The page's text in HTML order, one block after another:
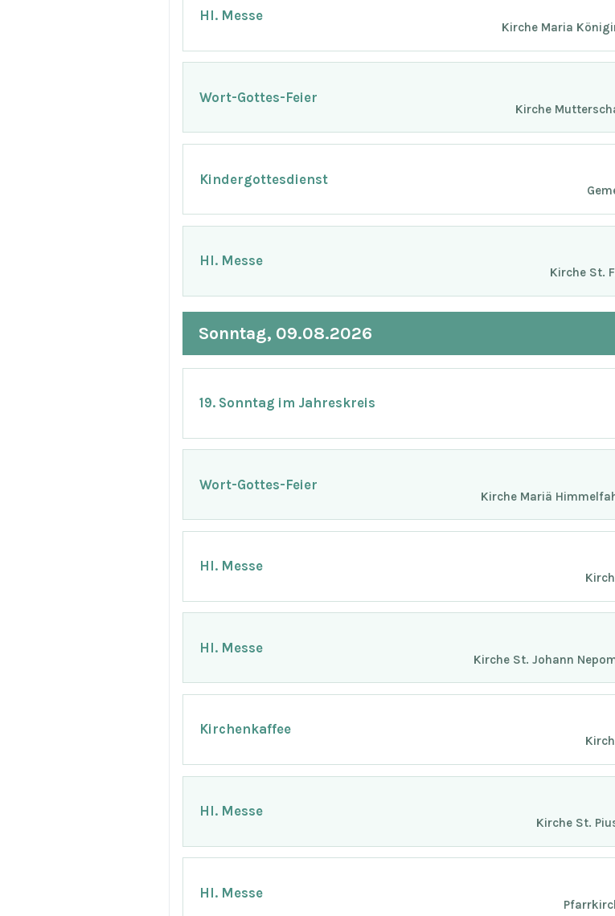
Hl. Messe
Kirche Maria
Wort-Gottes-Feier
Kirche
Kindergottesdienst
Hl. Messe
Kirche St.
Sonntag, 09.08.2026
19. Sonntag im Jahreskreis
Wort-Gottes-Feier
Kirche Mariä
Hl. Messe
Hl. Messe
Kirche St. Johann
Kirchenkaffee
Hl. Messe
Kirche St.
Hl. Messe